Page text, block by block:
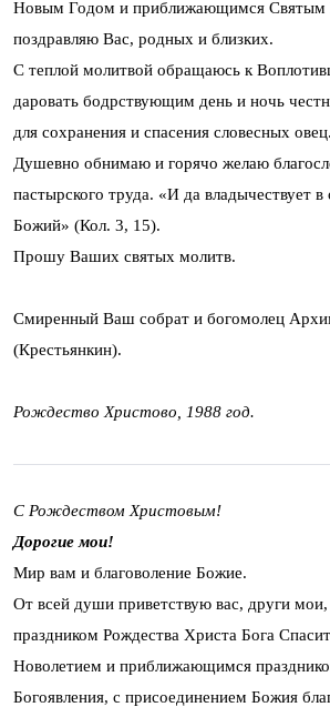
Новым Годом и приближающимся Святым
поздравляю Вас, родных и близких.
С теплой молитвой обращаюсь к
даровать бодрствующим день и ночь
для сохранения и спасения словесных овец.
Душевно обнимаю и горячо желаю
пастырского труда. «И да владычествует
Божий» (Кол. 3, 15).
Прошу Ваших святых молитв.
Смиренный Ваш собрат и богомолец
(Крестьянкин).
Рождество Христово, 1988 год.
С Рождеством Христовым!
Дорогие мои!
Мир вам и благоволение Божие.
От всей души приветствую вас, други
праздником Рождества Христа Бога
Новолетием и приближающимся
Богоявления, с присоединением Божия